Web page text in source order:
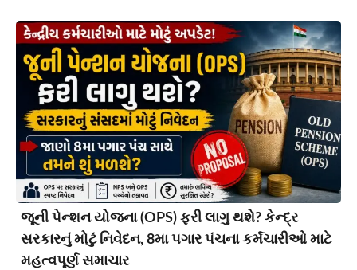
જૂની પેન્શન યોજના (OPS) ફરી લાગુ થશે? કેન્દ્ર
સરકારનું મોટું નિવેદન, 8મા પગાર પંચના કર્મચારીઓ માટે
મહત્વપૂર્ણ સમાચાર